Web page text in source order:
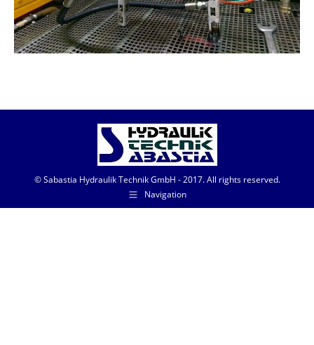
© Sabastia Hydraulik Technik GmbH - 2017. All rights reserved.
Navigation